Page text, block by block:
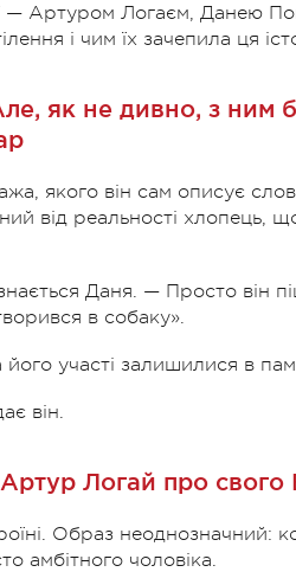
— Артуром Логаєм, Данею
і чим їх зачепила ця
як не дивно, з ним
якого він сам описує
від реальності хлопець,
Даня. — Просто він
в собаку».
участі залишилися в
він.
Логай про свого
Образ неоднозначний:
амбітного чоловіка.